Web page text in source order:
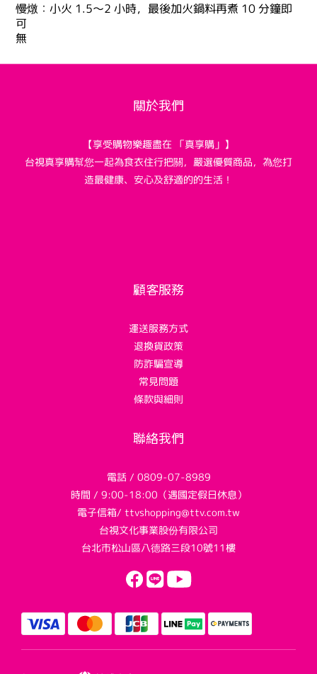
慢燉：小火 1.5～2 小時，最後加火鍋料再煮 10 分鐘即
可
無
關於我們
【享受購物樂趣盡在 「真享購」】
台視真享購幫您一起為食衣住行把關，嚴選優質商品，為您打
造最健康、安心及舒適的的生活！
顧客服務
運送服務方式
退換貨政策
防詐騙宣導
常見問題
條款與細則
聯絡我們
電話 / 0809-07-8989
時間 / 9:00-18:00（遇國定假日休息）
電子信箱/ ttvshopping@ttv.com.tw
台視文化事業股份有限公司
台北市松山區八德路三段10號11樓